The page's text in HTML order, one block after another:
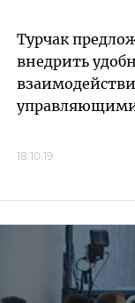
Турчак
внедрить
18.10.19